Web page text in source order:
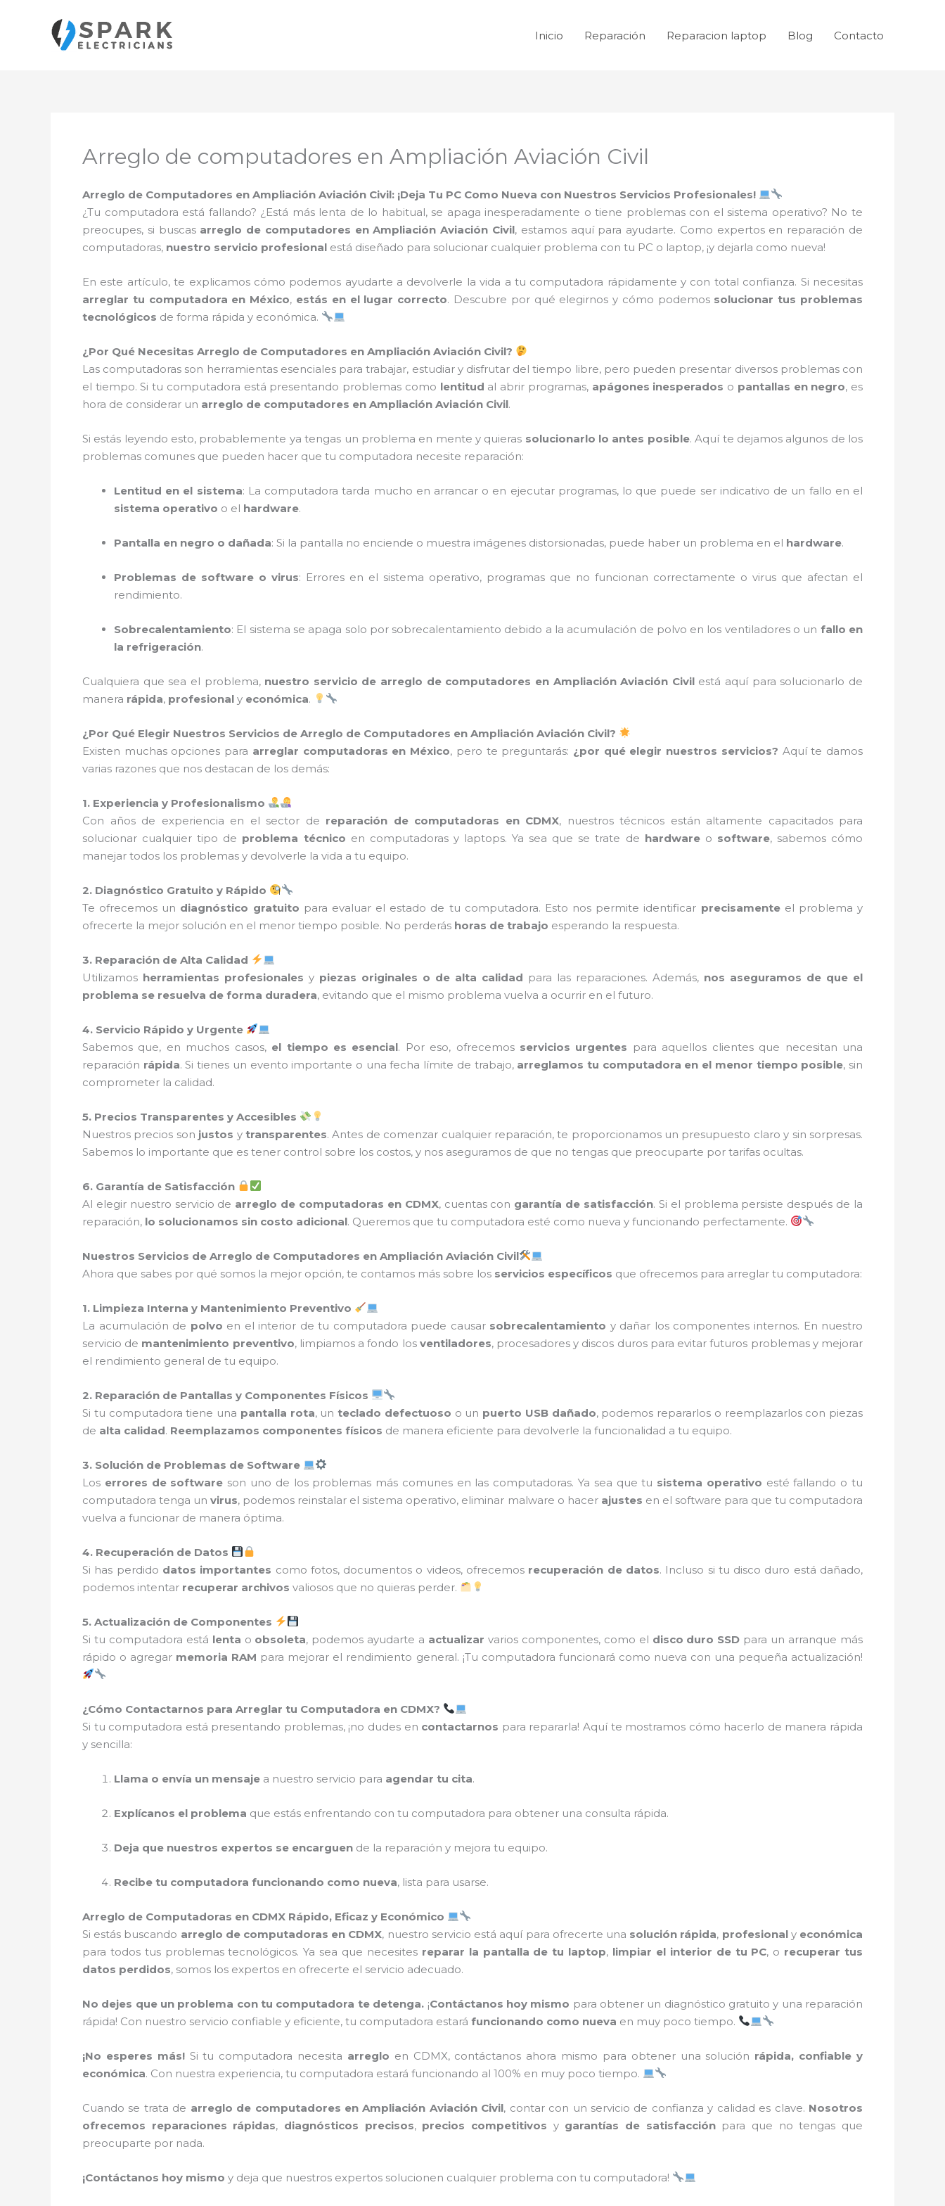
contenido
Inicio Reparación Reparacion laptop Blog Contacto
Arreglo de computadores en Ampliación Aviación Civil
Arreglo de Computadores en Ampliación Aviación Civil: ¡Deja Tu PC Como Nueva con Nuestros Servicios Profesionales!
¿Tu computadora está fallando? ¿Está más lenta de lo habitual, se apaga inesperadamente o tiene problemas con el sistema operativo? No te
preocupes, si buscas arreglo de computadores en Ampliación Aviación Civil, estamos aquí para ayudarte. Como expertos en reparación de
computadoras, nuestro servicio profesional está diseñado para solucionar cualquier problema con tu PC o laptop, ¡y dejarla como nueva!
En este artículo, te explicamos cómo podemos ayudarte a devolverle la vida a tu computadora rápidamente y con total confianza. Si necesitas
arreglar tu computadora en México, estás en el lugar correcto. Descubre por qué elegirnos y cómo podemos solucionar tus problemas
tecnológicos de forma rápida y económica.
¿Por Qué Necesitas Arreglo de Computadores en Ampliación Aviación Civil?
Las computadoras son herramientas esenciales para trabajar, estudiar y disfrutar del tiempo libre, pero pueden presentar diversos problemas con
el tiempo. Si tu computadora está presentando problemas como lentitud al abrir programas, apágones inesperados o pantallas en negro, es
hora de considerar un arreglo de computadores en Ampliación Aviación Civil.
Si estás leyendo esto, probablemente ya tengas un problema en mente y quieras solucionarlo lo antes posible. Aquí te dejamos algunos de los
problemas comunes que pueden hacer que tu computadora necesite reparación:
Lentitud en el sistema: La computadora tarda mucho en arrancar o en ejecutar programas, lo que puede ser indicativo de un fallo en el
sistema operativo o el hardware.
Pantalla en negro o dañada: Si la pantalla no enciende o muestra imágenes distorsionadas, puede haber un problema en el hardware.
Problemas de software o virus: Errores en el sistema operativo, programas que no funcionan correctamente o virus que afectan el
rendimiento.
Sobrecalentamiento: El sistema se apaga solo por sobrecalentamiento debido a la acumulación de polvo en los ventiladores o un fallo en
la refrigeración.
Cualquiera que sea el problema, nuestro servicio de arreglo de computadores en Ampliación Aviación Civilestá aquí para solucionarlo de
manera rápida, profesional y económica.
¿Por Qué Elegir Nuestros Servicios de Arreglo de Computadores en Ampliación Aviación Civil?
Existen muchas opciones para arreglar computadoras en México, pero te preguntarás: ¿por qué elegir nuestros servicios? Aquí te damos
varias razones que nos destacan de los demás:
1. Experiencia y Profesionalismo
Con años de experiencia en el sector de reparación de computadoras en CDMX, nuestros técnicos están altamente capacitados para
solucionar cualquier tipo de problema técnico en computadoras y laptops. Ya sea que se trate de hardwareo software, sabemos cómo
manejar todos los problemas y devolverle la vida a tu equipo.
2. Diagnóstico Gratuito y Rápido
Te ofrecemos un diagnóstico gratuito para evaluar el estado de tu computadora. Esto nos permite identificar precisamenteel problema y
ofrecerte la mejor solución en el menor tiempo posible. No perderás horas de trabajo esperando la respuesta.
3. Reparación de Alta Calidad
Utilizamos herramientas profesionales y piezas originales o de alta calidad para las reparaciones. Además, nos aseguramos de que el
problema se resuelva de forma duradera, evitando que el mismo problema vuelva a ocurrir en el futuro.
4. Servicio Rápido y Urgente
Sabemos que, en muchos casos, el tiempo es esencial. Por eso, ofrecemos servicios urgentes para aquellos clientes que necesitan una
reparación rápida. Si tienes un evento importante o una fecha límite de trabajo, arreglamos tu computadora en el menor tiempo posible, sin
comprometer la calidad.
5. Precios Transparentes y Accesibles
Nuestros precios son justos y transparentes. Antes de comenzar cualquier reparación, te proporcionamos un presupuesto claro y sin sorpresas.
Sabemos lo importante que es tener control sobre los costos, y nos aseguramos de que no tengas que preocuparte por tarifas ocultas.
6. Garantía de Satisfacción
Al elegir nuestro servicio de arreglo de computadoras en CDMX, cuentas con garantía de satisfacción. Si el problema persiste después de la
reparación, lo solucionamos sin costo adicional. Queremos que tu computadora esté como nueva y funcionando perfectamente.
Nuestros Servicios de Arreglo de Computadores en Ampliación Aviación Civil
Ahora que sabes por qué somos la mejor opción, te contamos más sobre los servicios específicos que ofrecemos para arreglar tu computadora:
1. Limpieza Interna y Mantenimiento Preventivo
La acumulación de polvo en el interior de tu computadora puede causar sobrecalentamiento y dañar los componentes internos. En nuestro
servicio de mantenimiento preventivo, limpiamos a fondo los ventiladores, procesadores y discos duros para evitar futuros problemas y mejorar
el rendimiento general de tu equipo.
2. Reparación de Pantallas y Componentes Físicos
Si tu computadora tiene una pantalla rota, un teclado defectuoso o un puerto USB dañado, podemos repararlos o reemplazarlos con piezas
de alta calidad. Reemplazamos componentes físicos de manera eficiente para devolverle la funcionalidad a tu equipo.
3. Solución de Problemas de Software
Los errores de software son uno de los problemas más comunes en las computadoras. Ya sea que tu sistema operativo esté fallando o tu
computadora tenga unvirus, podemos reinstalar el sistema operativo, eliminar malware o hacer ajustes en el software para que tu computadora
vuelva a funcionar de manera óptima.
4. Recuperación de Datos
Si has perdido datos importantes como fotos, documentos o videos, ofrecemos recuperación de datos. Incluso si tu disco duro está dañado,
podemos intentar recuperar archivos valiosos que no quieras perder.
5. Actualización de Componentes
Si tu computadora está lenta o obsoleta, podemos ayudarte a actualizar varios componentes, como el disco duro SSD para un arranque más
rápido o agregar memoria RAM para mejorar el rendimiento general. ¡Tu computadora funcionará como nueva con una pequeña actualización!
¿Cómo Contactarnos para Arreglar tu Computadora en CDMX?
Si tu computadora está presentando problemas, ¡no dudes en contactarnos para repararla! Aquí te mostramos cómo hacerlo de manera rápida
y sencilla:
Llama o envía un mensaje a nuestro servicio para agendar tu cita.
Explícanos el problema que estás enfrentando con tu computadora para obtener una consulta rápida.
Deja que nuestros expertos se encarguen de la reparación y mejora tu equipo.
Recibe tu computadora funcionando como nueva, lista para usarse.
Arreglo de Computadoras en CDMX Rápido, Eficaz y Económico
Si estás buscando arreglo de computadoras en CDMX, nuestro servicio está aquí para ofrecerte una solución rápida, profesionaly económica
para todos tus problemas tecnológicos. Ya sea que necesites reparar la pantalla de tu laptop, limpiar el interior de tu PC, o recuperar tus
datos perdidos, somos los expertos en ofrecerte el servicio adecuado.
No dejes que un problema con tu computadora te detenga. ¡Contáctanos hoy mismo para obtener un diagnóstico gratuito y una reparación
rápida! Con nuestro servicio confiable y eficiente, tu computadora estará funcionando como nueva en muy poco tiempo.
¡No esperes más!Si tu computadora necesita arreglo en CDMX, contáctanos ahora mismo para obtener una solución rápida, confiable y
económica. Con nuestra experiencia, tu computadora estará funcionando al 100% en muy poco tiempo.
Cuando se trata de arreglo de computadores en Ampliación Aviación Civil, contar con un servicio de confianza y calidad es clave. Nosotros
ofrecemos reparaciones rápidas, diagnósticos precisos, precios competitivos y garantías de satisfacciónpara que no tengas que
preocuparte por nada.
¡Contáctanos hoy mismo y deja que nuestros expertos solucionen cualquier problema con tu computadora!